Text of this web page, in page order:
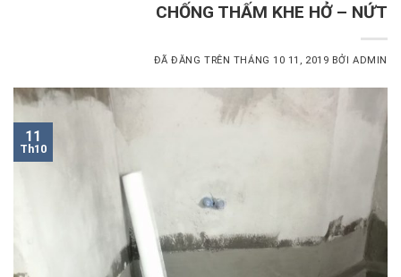
CHỐNG THẤM KHE HỞ – NỨT
ĐÃ ĐĂNG TRÊN THÁNG 10 11, 2019 BỞIADMIN
11
Th10